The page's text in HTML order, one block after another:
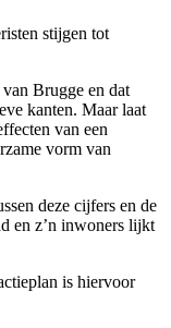
stijgen tot
Brugge en dat
kanten. Maar laat
van een
vorm van
deze cijfers en de
en z’n inwoners lijkt
is hiervoor